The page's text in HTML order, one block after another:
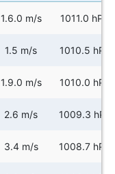
1.6.0 m/s 1011.0 hPa
1.5 m/s 1010.5 hPa
1.9.0 m/s 1010.0 hPa
2.6 m/s 1009.3 hPa
3.4 m/s 1008.7 hPa